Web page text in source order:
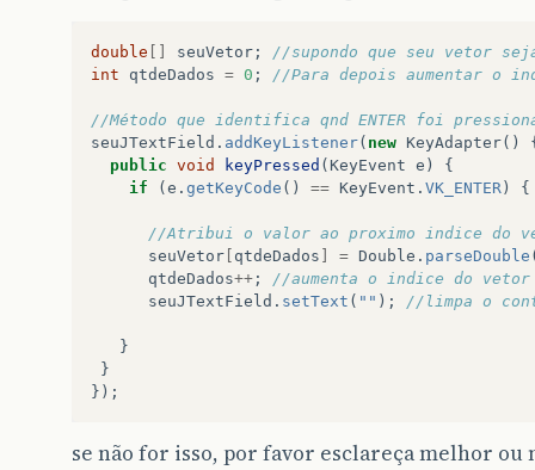
double seuVetor ;
//supondo que seu vetor
int
qtdeDados = 0 ; //Para depois aumentar o
//Método que identifica qnd ENTER foi
seuJTextField . addKeyListener( new KeyAdapter()
public void keyPressed ( KeyEvent e )
{
if
( e . getKeyCode () == KeyEvent . VK_ENTER ) {
//Atribui o valor ao proximo indice do
seuVetor qtdeDados = Double . parseDouble
qtdeDados++ ;
//aumenta o indice do
seuJTextField . setText ( "" ); //limpa o
}
}
});
se não for isso, por favor esclareça melhor ou